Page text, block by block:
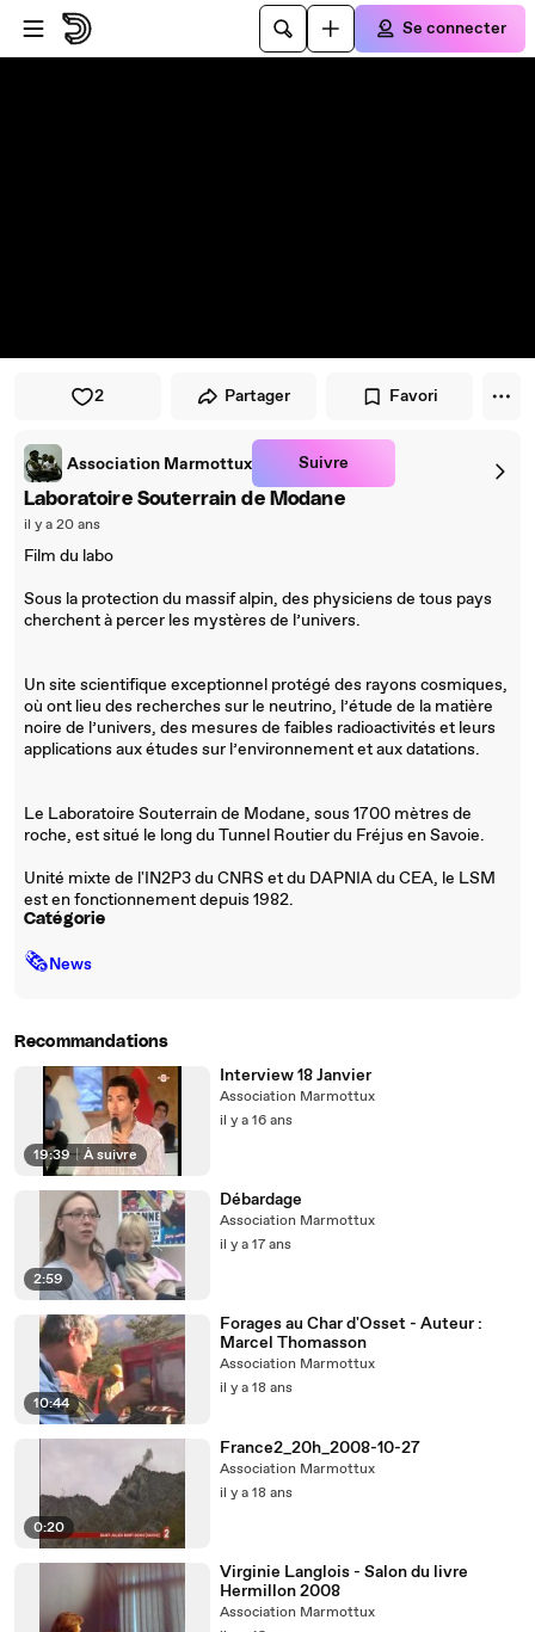
Passer au player
Passer au contenu principal
Se connecter
2 Partager Favori
Association Marmottux Suivre
Laboratoire Souterrain de Modane
il y a 20 ans
Film du labo
Sous la protection du massif alpin, des physiciens de tous pays
cherchent à percer les mystères de l’univers.
Un site scientifique exceptionnel protégé des rayons cosmiques,
où ont lieu des recherches sur le neutrino, l’étude de la matière
noire de l’univers, des mesures de faibles radioactivités et leurs
applications aux études sur l’environnement et aux datations.
Le Laboratoire Souterrain de Modane, sous 1700 mètres de
roche, est situé le long du Tunnel Routier du Fréjus en Savoie.
Unité mixte de l'IN2P3 du CNRS et du DAPNIA du CEA, le LSM
est en fonctionnement depuis 1982.
Catégorie
🗞News
Recommandations
19:39 | À suivre
Interview 18 Janvier
Association Marmottux
il y a 16 ans
2:59
Débardage
Association Marmottux
il y a 17 ans
10:44
Forages au Char d'Osset - Auteur :
Marcel Thomasson
Association Marmottux
il y a 18 ans
0:20
France2_20h_2008-10-27
Association Marmottux
il y a 18 ans
Virginie Langlois - Salon du livre
Hermillon 2008
Association Marmottux